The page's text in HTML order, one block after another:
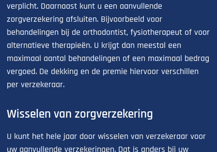
verplicht. Daarnaast kunt u een aanvullende
zorgverzekering afsluiten. Bijvoorbeeld voor
behandelingen bij de orthodontist, fysiotherapeut of voor
alternatieve therapieën. U krijgt dan meestal een
maximaal aantal behandelingen of een maximaal bedrag
vergoed. De dekking en de premie hiervoor verschillen
per verzekeraar.
Wisselen van zorgverzekering
U kunt het hele jaar door wisselen van verzekeraar voor
uw aanvullende verzekeringen. Dat is anders bij uw